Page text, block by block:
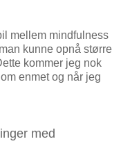
mellem mindfulness
kunne opnå større
kommer jeg nok
enmet og når jeg
med